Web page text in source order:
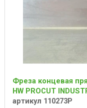
Фреза концевая
HW PROCUT
артикул 110273P